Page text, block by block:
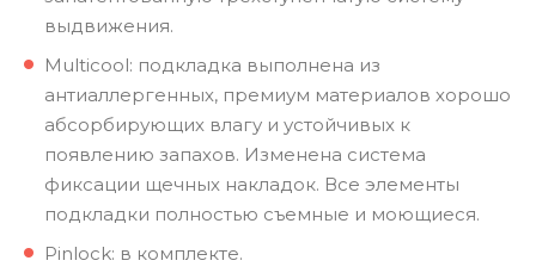
выдвижения.
Multicool: подкладка выполнена из
антиаллергенных, премиум материалов хорошо
абсорбирующих влагу и устойчивых к
появлению запахов. Изменена система
фиксации щечных накладок. Все элементы
подкладки полностью съемные и моющиеся.
Pinlock: в комплекте.